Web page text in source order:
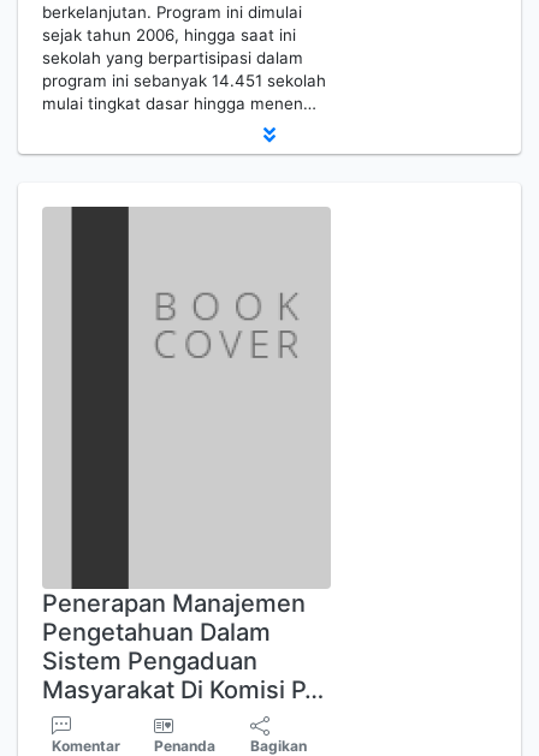
berkelanjutan. Program ini dimulai
sejak tahun 2006, hingga saat ini
sekolah yang berpartisipasi dalam
program ini sebanyak 14.451 sekolah
mulai tingkat dasar hingga menen…
Penerapan Manajemen
Pengetahuan Dalam
Sistem Pengaduan
Masyarakat Di Komisi P…
Komentar Penanda Bagikan